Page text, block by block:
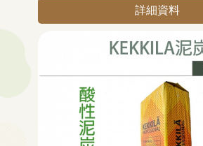
詳細資料